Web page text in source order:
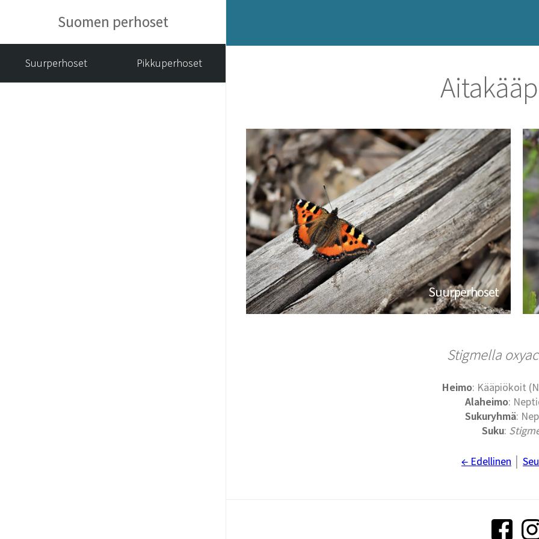
Suomen perhoset
Suurperhoset Pikkuperhoset
Suurperhoset
Stigmella
Heimo: Kääpiökoit
Alaheimo:
Sukuryhmä:
Suku:
← Edellinen